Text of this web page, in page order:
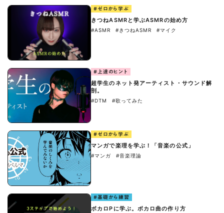
#ゼロから学ぶ
きつねASMRと学ぶASMRの始め方
#ASMR #きつねASMR #マイク
#上達のヒント
超学生のネット発アーティスト・サウンド解
剖。
#DTM #歌ってみた
#ゼロから学ぶ
マンガで楽理を学ぶ！「音楽の公式」
#マンガ #音楽理論
#基礎から練習
ボカロPに学ぶ。ボカロ曲の作り方